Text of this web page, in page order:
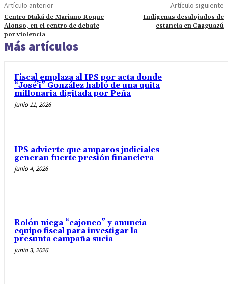
Artículo anterior
Centro Maká de Mariano Roque
Alonso, en el centro de debate
por violencia
Artículo siguiente
Indígenas desalojados de
estancia en Caaguazú
Más artículos
Fiscal emplaza al IPS por acta donde
“José’i” González habló de una quita
millonaria digitada por Peña
junio 11, 2026
IPS advierte que amparos judiciales
generan fuerte presión financiera
junio 4, 2026
Rolón niega “cajoneo” y anuncia
equipo fiscal para investigar la
presunta campaña sucia
junio 3, 2026